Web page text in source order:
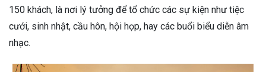
150 khách, là nơi lý tưởng để tổ chức các sự kiện như tiệc
cưới, sinh nhật, cầu hôn, hội họp, hay các buổi biểu diễn âm
nhạc.